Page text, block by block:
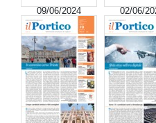
09/06/2024 02/06/